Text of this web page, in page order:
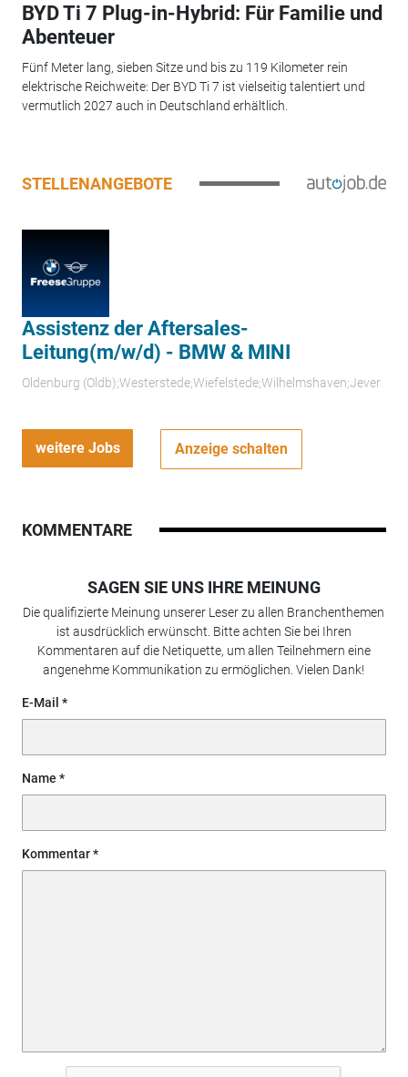
BYD Ti 7 Plug-in-Hybrid: Für Familie und
Abenteuer
Fünf Meter lang, sieben Sitze und bis zu 119 Kilometer rein
elektrische Reichweite: Der BYD Ti 7 ist vielseitig talentiert und
vermutlich 2027 auch in Deutschland erhältlich.
STELLENANGEBOTE
Assistenz der Aftersales-
Leitung(m/w/d) - BMW & MINI
Oldenburg (Oldb);Westerstede;Wiefelstede;Wilhelmshaven;Jever
weitere Jobs Anzeige schalten
KOMMENTARE
SAGEN SIE UNS IHRE MEINUNG
Die qualifizierte Meinung unserer Leser zu allen Branchenthemen
ist ausdrücklich erwünscht. Bitte achten Sie bei Ihren
Kommentaren auf die Netiquette, um allen Teilnehmern eine
angenehme Kommunikation zu ermöglichen. Vielen Dank!
E-Mail
Name
Kommentar